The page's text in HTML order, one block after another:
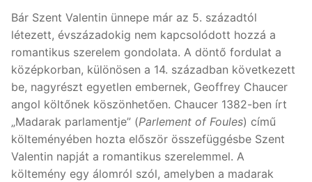
Bár Szent Valentin ünnepe már az 5. századtól
létezett, évszázadokig nem kapcsolódott hozzá a
romantikus szerelem gondolata. A döntő fordulat a
középkorban, különösen a 14. században következett
be, nagyrészt egyetlen embernek, Geoffrey Chaucer
angol költőnek köszönhetően. Chaucer 1382-ben írt
„Madarak parlamentje” (Parlement of Foules) című
költeményében hozta először összefüggésbe Szent
Valentin napját a romantikus szerelemmel. A
költemény egy álomról szól, amelyben a madarak